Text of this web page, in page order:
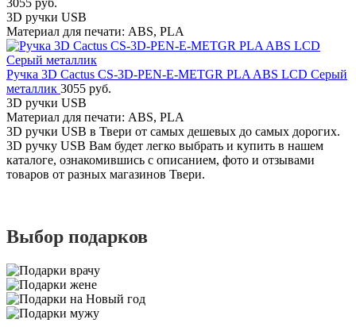
3055 руб.
3D ручки USB
Материал для печати: ABS, PLA
Ручка 3D Cactus CS-3D-PEN-E-METGR PLA ABS LCD Серый
металлик 3055 руб.
3D ручки USB
Материал для печати: ABS, PLA
3D ручки USB в Твери от самых дешевых до самых дорогих.
3D ручку USB Вам будет легко выбрать и купить в нашем
каталоге, ознакомившись с описанием, фото и отзывами
товаров от разных магазинов Твери.
Выбор подарков